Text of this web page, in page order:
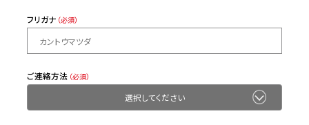
フリガナ （必須）
ご連絡方法 （必須）